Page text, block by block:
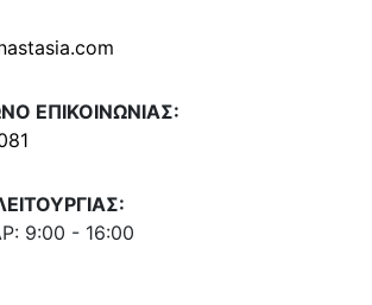
ΕΠΙΚΟΙΝΩΝΙΑΣ:
9:00 - 16:00